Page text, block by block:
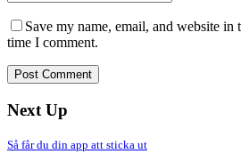
Save my name, email, and website
time I comment.
Next Up
Så får du din app att sticka ut